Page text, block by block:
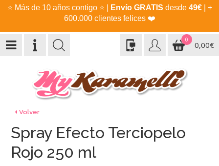
⭐ Más de 10 años contigo ⭐ Envío GRATIS desde 49€| +
600.000 clientes felices ❤️
0
0,00€
Volver
Spray Efecto Terciopelo
Rojo 250 ml